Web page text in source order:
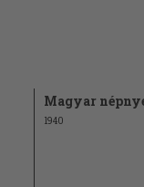
Magyar
1940